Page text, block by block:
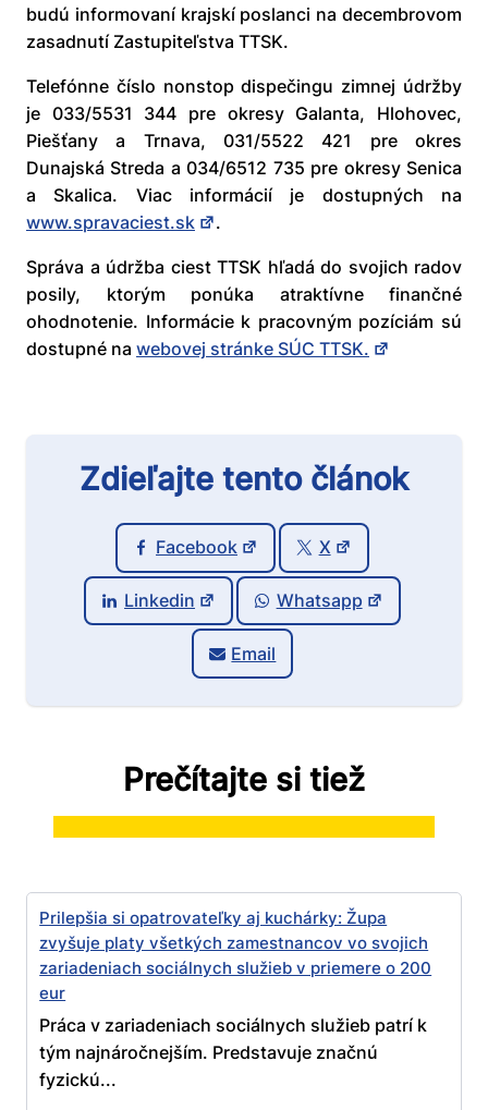
budú informovaní krajskí poslanci na decembrovom
zasadnutí Zastupiteľstva TTSK.
Telefónne číslo nonstop dispečingu zimnej údržby
je 033/5531 344 pre okresy Galanta, Hlohovec,
Piešťany a Trnava, 031/5522 421 pre okres
Dunajská Streda a 034/6512 735 pre okresy Senica
a Skalica. Viac informácií je dostupných na
www.spravaciest.sk
.
Správa a údržba ciest TTSK hľadá do svojich radov
posily, ktorým ponúka atraktívne finančné
ohodnotenie. Informácie k pracovným pozíciám sú
dostupné na webovej stránke SÚC TTSK.
Zdieľajte tento článok
Facebook X
Linkedin Whatsapp
Email
Prečítajte si tiež
Prilepšia si opatrovateľky aj kuchárky: Župa
zvyšuje platy všetkých zamestnancov vo svojich
zariadeniach sociálnych služieb v priemere o 200
eur
Práca v zariadeniach sociálnych služieb patrí k
tým najnáročnejším. Predstavuje značnú
fyzickú...